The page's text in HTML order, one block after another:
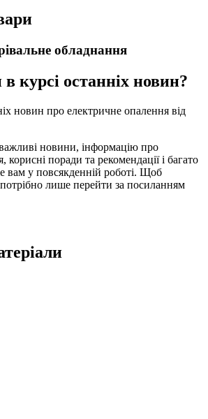
обладнання
курсі останніх новин?
новин про електричне опалення від
новини, інформацію про
корисні поради та рекомендації і багато
у повсякденній роботі. Щоб
лише перейти за посиланням